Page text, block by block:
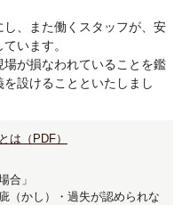
、また働くスタッフが、安
います。
が損なわれていることを鑑
設けることといたしまし
は（PDF）
合」
（かし）・過失が認められな